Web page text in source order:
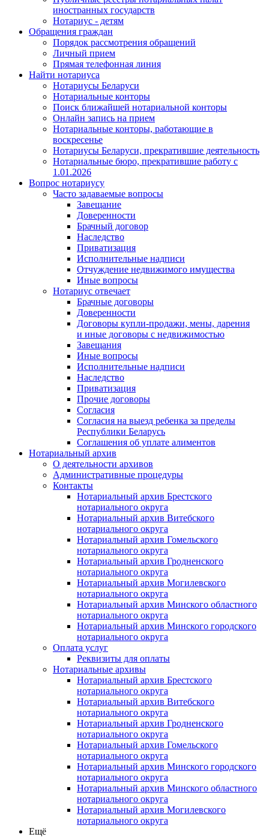
иностранных государств
Нотариус - детям
Обращения граждан
Порядок рассмотрения обращений
Личный прием
Прямая телефонная линия
Найти нотариуса
Нотариусы Беларуси
Нотариальные конторы
Поиск ближайшей нотариальной конторы
Онлайн запись на прием
Нотариальные конторы, работающие в
воскресенье
Нотариусы Беларуси, прекратившие деятельность
Нотариальные бюро, прекратившие работу с
1.01.2026
Вопрос нотариусу
Часто задаваемые вопросы
Завещание
Доверенности
Брачный договор
Наследство
Приватизация
Исполнительные надписи
Отчуждение недвижимого имущества
Иные вопросы
Нотариус отвечает
Брачные договоры
Доверенности
Договоры купли-продажи, мены, дарения
и иные договоры с недвижимостью
Завещания
Иные вопросы
Исполнительные надписи
Наследство
Приватизация
Прочие договоры
Согласия
Согласия на выезд ребенка за пределы
Республики Беларусь
Соглашения об уплате алиментов
Нотариальный архив
О деятельности архивов
Административные процедуры
Контакты
Нотариальный архив Брестского
нотариального округа
Нотариальный архив Витебского
нотариального округа
Нотариальный архив Гомельского
нотариального округа
Нотариальный архив Гродненского
нотариального округа
Нотариальный архив Могилевского
нотариального округа
Нотариальный архив Минского областного
нотариального округа
Нотариальный архив Минского городского
нотариального округа
Оплата услуг
Реквизиты для оплаты
Нотариальные архивы
Нотариальный архив Брестского
нотариального округа
Нотариальный архив Витебского
нотариального округа
Нотариальный архив Гродненского
нотариального округа
Нотариальный архив Гомельского
нотариального округа
Нотариальный архив Минского городского
нотариального округа
Нотариальный архив Минского областного
нотариального округа
Нотариальный архив Могилевского
нотариального округа
Ещё